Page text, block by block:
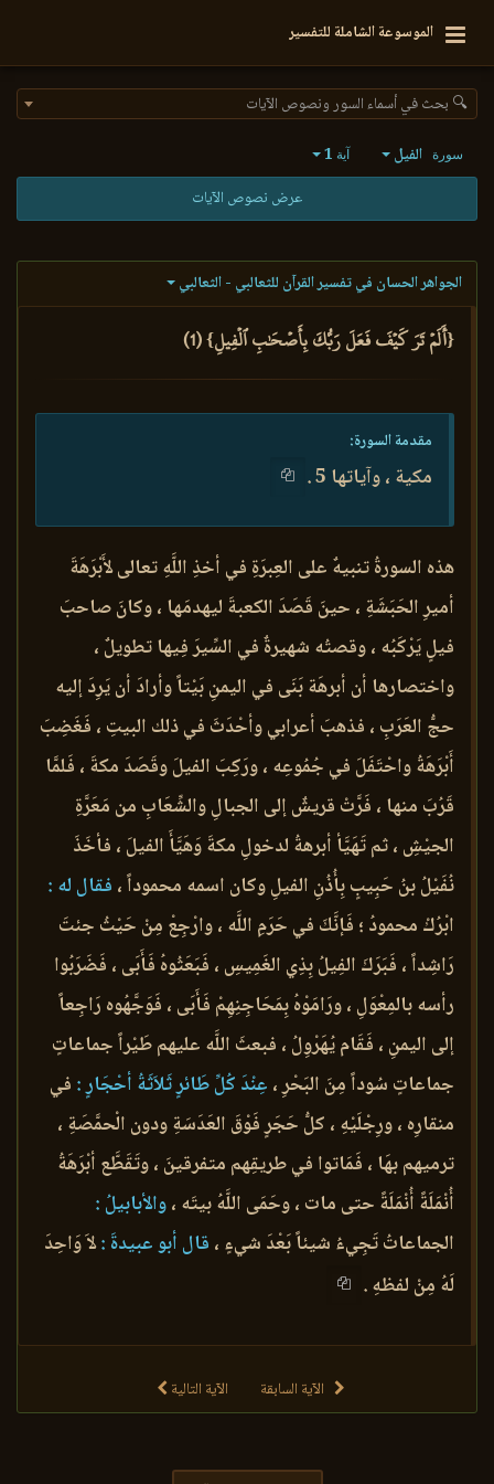
الموسوعة الشاملة للتفسير
🔍 بحث في أسماء السور ونصوص الآيات
سورة الفيل آية 1
عرض نصوص الآيات
الجواهر الحسان في تفسير القرآن للثعالبي - الثعالبي
{أَلَمۡ تَرَ كَيۡفَ فَعَلَ رَبُّكَ بِأَصۡحَٰبِ ٱلۡفِيلِ} (1)
مقدمة السورة:
مكية ، وآياتها 5 .
هذه السورةُ تنبيهٌ على العِبرَةِ في أخذِ اللَّهِ تعالى لأَبْرَهَةَ
أميرِ الحَبَشَةِ ، حينَ قَصَدَ الكعبةَ ليهدمَها ، وكانَ صاحبَ
فيلٍ يَرْكَبُه ، وقصتُه شهيرةٌ في السِّيرَ فِيها تطويلٌ ،
واختصارها أن أبرهَة بَنَى في اليمنِ بَيْتاً وأرادَ أن يَرِدَ إليه
حجُّ العَرَبِ ، فذهبَ أعرابي وأحْدَثَ في ذلك البيتِ ، فَغَضِبَ
أَبْرَهَةُ واحْتَفَلَ في جُمُوعِه ، ورَكِبَ الفيلَ وقَصَدَ مكةَ ، فَلمَّا
قَرُبَ منها ، فَرَّتْ قريشٌ إلى الجبالِ والشِّعَابِ من مَعَرَّةِ
الجيْشِ ، ثم تَهَيَّأ أبرهةُ لدخولِ مكةَ وَهَيَّأَ الفيلَ ، فأخَذَ
نُفَيْلُ بنُ حَبِيبٍ بِأُذُنِ الفيلِ وكان اسمه محموداً ، فقال له :
ابْرُكْ محمودُ ؛ فَإنَّكَ في حَرَمِ اللَّه ، وارْجِعْ مِنْ حَيْثُ جئتَ
رَاشِداً ، فَبَرَكَ الفِيلُ بِذِي الغَمِيسِ ، فَبَعَثُوهُ فَأَبَى ، فَضَرَبُوا
رأسه بالمِعْوَلِ ، ورَامَوْهُ بِمَحَاجِنِهِمْ فَأَبَى ، فَوَجَّهُوه رَاجِعاً
إلى اليمنِ ، فَقَام يُهَرْوِلُ ، فبعثَ اللَّه عليهم طَيْراً جماعاتٍ
جماعاتٍ سُوداً مِنَ البَحْرِ ، عِنْدَ كُلِّ طَائرٍ ثَلاَثَةُ أحْجَارٍ : في
منقارِه ، ورِجْلَيْهِ ، كلُّ حَجَرٍ فَوْقَ العَدَسَةِ ودون الْحمَّصَةِ ،
ترميهم بهَا ، فَمَاتوا في طريقِهم متفرقينَ ، وتَقَطَّع أبْرَهَةُ
أُنْمَلَةً أُنْمَلَةً حتى مات ، وحَمَى اللَّهُ بيتَه ،والأبابيلُ :
الجماعاتُ تَجِيءُ شيئاً بَعْدَ شيءٍ ، قال أبو عبيدةَ :لاَ وَاحِدَ
لَهُ مِنْ لفظهِ .
الآية السابقة الآية التالية